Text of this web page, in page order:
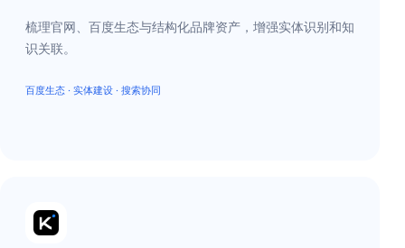
梳理官网、百度生态与结构化品牌资产，增强实体识别和知
识关联。
百度生态 · 实体建设 · 搜索协同